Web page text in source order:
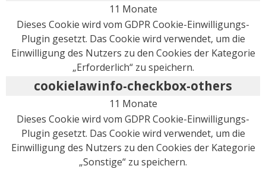
11 Monate
Dieses Cookie wird vom GDPR Cookie-Einwilligungs-
Plugin gesetzt. Das Cookie wird verwendet, um die
Einwilligung des Nutzers zu den Cookies der Kategorie
„Erforderlich“ zu speichern.
cookielawinfo-checkbox-others
11 Monate
Dieses Cookie wird vom GDPR Cookie-Einwilligungs-
Plugin gesetzt. Das Cookie wird verwendet, um die
Einwilligung des Nutzers zu den Cookies der Kategorie
„Sonstige“ zu speichern.